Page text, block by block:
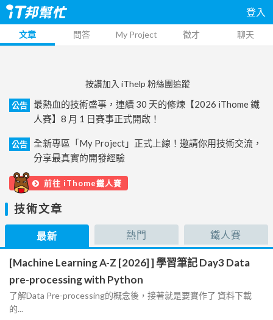
登入
文章 問答 My Project 徵才 聊天
按讚加入 iThelp 粉絲團追蹤
公告
最熱血的技術盛事，連續 30 天的修煉【2026 iThome 鐵
人賽】8 月 1 日賽事正式開啟！
公告
全新專區「My Project」正式上線！邀請你用技術交流，
分享最真實的開發經驗
前往 iThome鐵人賽
技術文章
最新 熱門 鐵人賽
[Machine Learning A-Z [2026] ] 學習筆記 Day3 Data
pre-processing with Python
了解Data Pre-processing的概念後，接著就是要實作了 資料下載
的...